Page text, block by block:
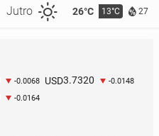
Jutro 26°C 13°C 27
-0.0068 USD3.7320 -0.0148
-0.0164